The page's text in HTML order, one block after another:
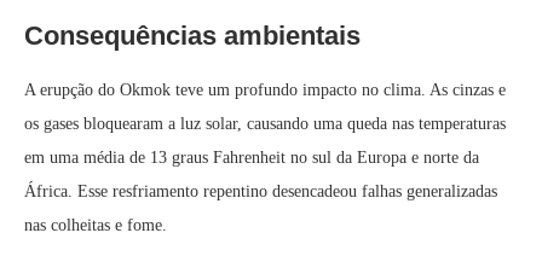
Consequências ambientais
A erupção do Okmok teve um profundo impacto no clima. As cinzas e
os gases bloquearam a luz solar, causando uma queda nas temperaturas
em uma média de 13 graus Fahrenheit no sul da Europa e norte da
África. Esse resfriamento repentino desencadeou falhas generalizadas
nas colheitas e fome.